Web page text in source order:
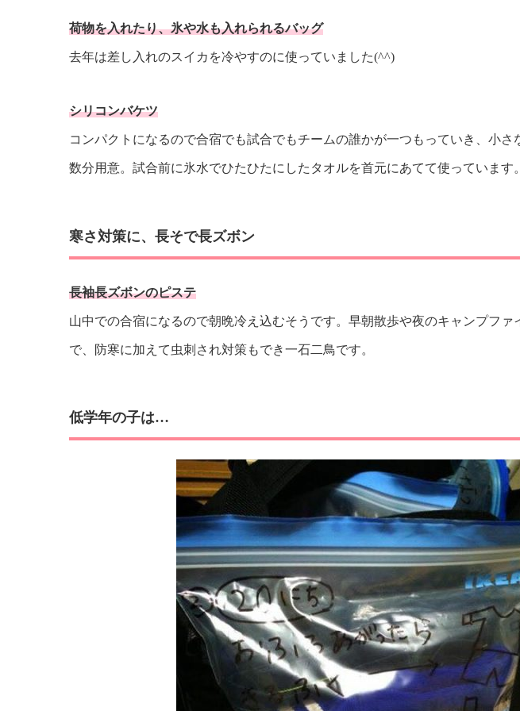
荷物を入れたり、氷や水も入れられるバッグ
去年は差し入れのスイカを冷やすのに使っていました(^^)
シリコンバケツ
コンパクトになるので合宿でも試合でもチームの誰かが一つもっていき、小さ
数分用意。試合前に氷水でひたひたにしたタオルを首元にあてて使っています。
寒さ対策に、長そで長ズボン
長袖長ズボンのピステ
山中での合宿になるので朝晩冷え込むそうです。早朝散歩や夜のキャンプファ
で、防寒に加えて虫刺され対策もでき一石二鳥です。
低学年の子は…